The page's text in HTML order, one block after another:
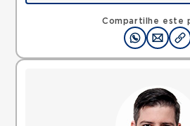
Compartilhe este
Rua Americo Brasiliense,
Campo, SP, 09715021 •
Mapa